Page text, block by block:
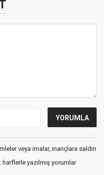
veya imalar, inançlara saldırı
yazılmış yorumlar